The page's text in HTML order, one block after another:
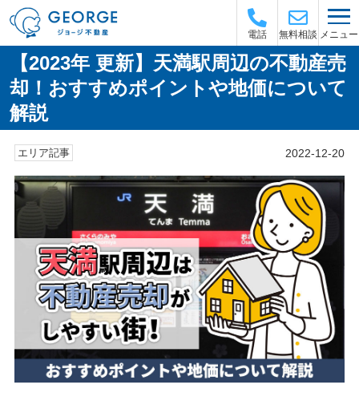
電話 無料相談 メニュー
【2023年 更新】天満駅周辺の不動産売
却！おすすめポイントや地価について
解説
エリア記事 2022-12-20